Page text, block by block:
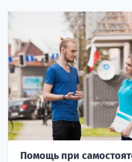
Помощь при